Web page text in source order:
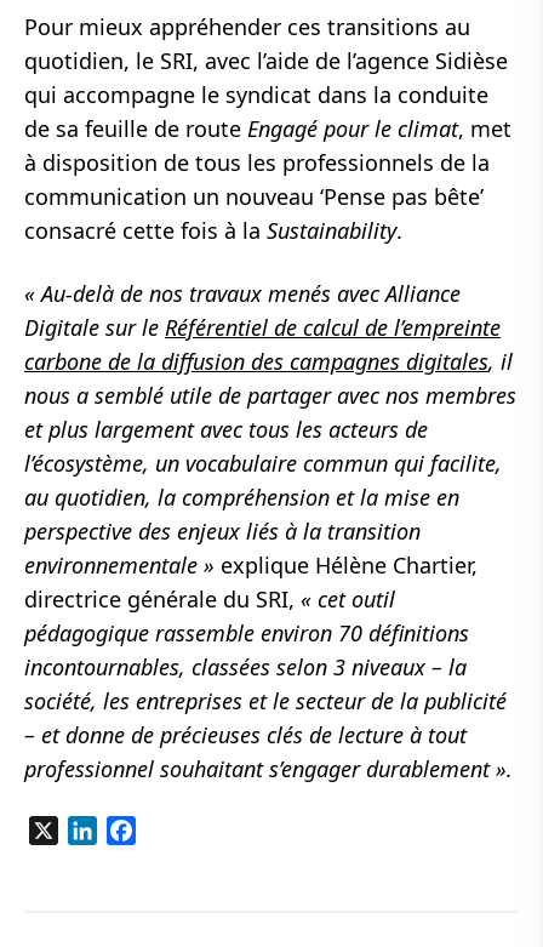
Pour mieux appréhender ces transitions au
quotidien, le SRI, avec l’aide de l’agence Sidièse
qui accompagne le syndicat dans la conduite
de sa feuille de route Engagé pour le climat, met
à disposition de tous les professionnels de la
communication un nouveau ‘Pense pas bête’
consacré cette fois à la Sustainability.
« Au-delà de nos travaux menés avec Alliance
Digitale sur le Référentiel de calcul de l’empreinte
carbone de la diffusion des campagnes digitales, il
nous a semblé utile de partager avec nos membres
et plus largement avec tous les acteurs de
l’écosystème, un vocabulaire commun qui facilite,
au quotidien, la compréhension et la mise en
perspective des enjeux liés à la transition
environnementale » explique Hélène Chartier,
directrice générale du SRI, « cet outil
pédagogique rassemble environ 70 définitions
incontournables, classées selon 3 niveaux – la
société, les entreprises et le secteur de la publicité
– et donne de précieuses clés de lecture à tout
professionnel souhaitant s’engager durablement ».
LinkedIn